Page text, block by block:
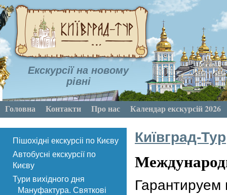
Екскурсії на новому
рівні
Головна Контакти Про нас Календар екскурсій 2026
Пішохідні екскурсіі по Києву
Автобусні екскурсії по
Києву
Тури вихідного дня
Мануфактура. Святкові
Київград-Тур